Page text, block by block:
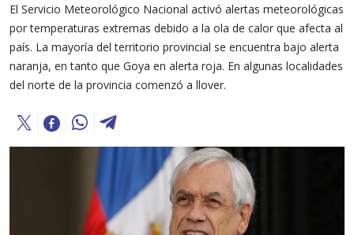
El Servicio Meteorológico Nacional activó alertas meteorológicas
por temperaturas extremas debido a la ola de calor que afecta al
país. La mayoría del territorio provincial se encuentra bajo alerta
naranja, en tanto que Goya en alerta roja. En algunas localidades
del norte de la provincia comenzó a llover.